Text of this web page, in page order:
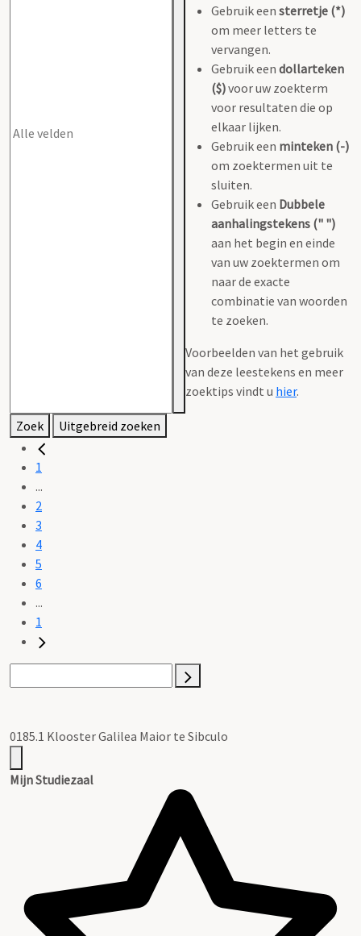
Gebruik een sterretje (*)
om meer letters te
vervangen.
Gebruik een dollarteken
($)voor uw zoekterm
voor resultaten die op
elkaar lijken.
Gebruik een minteken (-)
om zoektermen uit te
sluiten.
Gebruik een Dubbele
aanhalingstekens (" ")
aan het begin en einde
van uw zoektermen om
naar de exacte
combinatie van woorden
te zoeken.
Voorbeelden van het gebruik
van deze leestekens en meer
zoektips vindt u hier.
Zoek Uitgebreid zoeken
1
...
2
3
4
5
6
...
1
0185.1 Klooster Galilea Maior te Sibculo
Mijn Studiezaal